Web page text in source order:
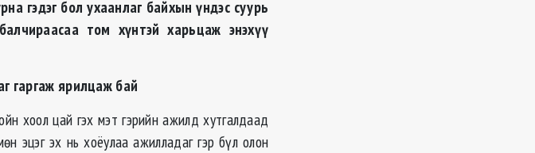
гэдэг бол ухаанлаг байхын үндэс суурь
том хүнтэй харьцаж энэхүү
гаргаж ярилцаж бай
хоол цай гэх мэт гэрийн ажилд хутгалдаад
эцэг эх нь хоёулаа ажилладаг гэр бүл олон